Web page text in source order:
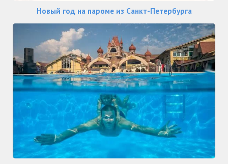
Новый год на пароме из Санкт-Петербурга